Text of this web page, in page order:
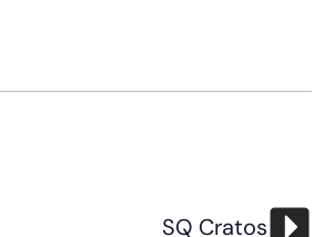
SQ Cratos